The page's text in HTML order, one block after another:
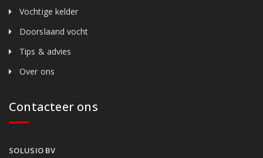
Vochtige kelder
Doorslaand vocht
Tips & advies
Over ons
Contacteer ons
SOLUSIO BV